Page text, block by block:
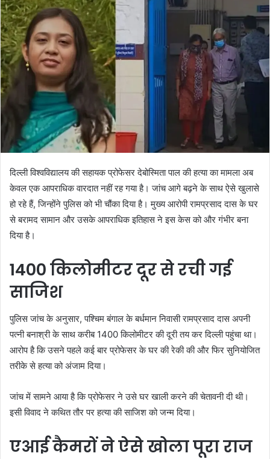
दिल्ली विश्वविद्यालय की सहायक प्रोफेसर देबोस्मिता पाल की हत्या का मामला अब
केवल एक आपराधिक वारदात नहीं रह गया है। जांच आगे बढ़ने के साथ ऐसे खुलासे
हो रहे हैं, जिन्होंने पुलिस को भी चौंका दिया है। मुख्य आरोपी रामप्रसाद दास के घर
से बरामद सामान और उसके आपराधिक इतिहास ने इस केस को और गंभीर बना
दिया है।
1400 किलोमीटर दूर से रची गई
साजिश
पुलिस जांच के अनुसार, पश्चिम बंगाल के बर्धमान निवासी रामप्रसाद दास अपनी
पत्नी बनाश्री के साथ करीब 1400 किलोमीटर की दूरी तय कर दिल्ली पहुंचा था।
आरोप है कि उसने पहले कई बार प्रोफेसर के घर की रेकी की और फिर सुनियोजित
तरीके से हत्या को अंजाम दिया।
जांच में सामने आया है कि प्रोफेसर ने उसे घर खाली करने की चेतावनी दी थी।
इसी विवाद ने कथित तौर पर हत्या की साजिश को जन्म दिया।
एआई कैमरों ने ऐसे खोला पूरा राज